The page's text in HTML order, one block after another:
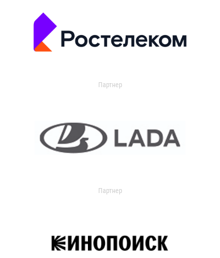
Партнер
Партнер